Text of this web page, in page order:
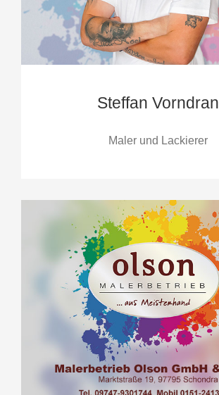
Steffan Vorndran
Maler und Lackierer